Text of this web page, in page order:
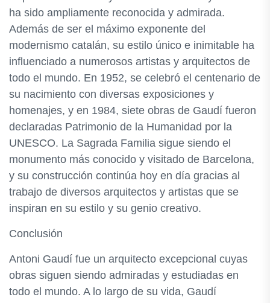
ha sido ampliamente reconocida y admirada.
Además de ser el máximo exponente del
modernismo catalán, su estilo único e inimitable ha
influenciado a numerosos artistas y arquitectos de
todo el mundo. En 1952, se celebró el centenario de
su nacimiento con diversas exposiciones y
homenajes, y en 1984, siete obras de Gaudí fueron
declaradas Patrimonio de la Humanidad por la
UNESCO. La Sagrada Familia sigue siendo el
monumento más conocido y visitado de Barcelona,
y su construcción continúa hoy en día gracias al
trabajo de diversos arquitectos y artistas que se
inspiran en su estilo y su genio creativo.
Conclusión
Antoni Gaudí fue un arquitecto excepcional cuyas
obras siguen siendo admiradas y estudiadas en
todo el mundo. A lo largo de su vida, Gaudí